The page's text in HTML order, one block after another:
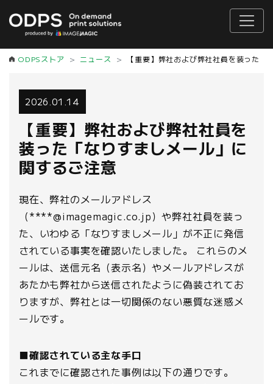
ODPSストア ニュース 【重要】弊社および弊社社員を装った
2026.01.14
【重要】弊社および弊社社員を
装った「なりすましメール」に
関するご注意
現在、弊社のメールアドレス
（****@imagemagic.co.jp）や弊社社員を装っ
た、いわゆる「なりすましメール」が不正に発信
されている事実を確認いたしました。 これらのメ
ールは、送信元名（表示名）やメールアドレスが
あたかも弊社から送信されたように偽装されてお
りますが、弊社とは一切関係のない悪質な迷惑メ
ールです。
■確認されている主な手口
これまでに確認された事例は以下の通りです。